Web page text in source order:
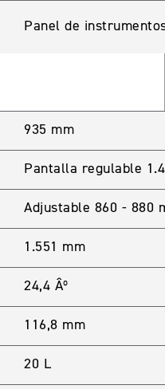
Panel de
935 mm
Pantalla regulable
Adjustable 860 - 880
1.551 mm
24,4 Âº
116,8 mm
20 L